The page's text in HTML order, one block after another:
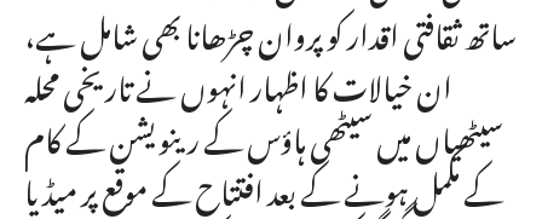
ساتھ ثقافتی اقدار کو پروان چڑھانا بھی شامل ہے،
ان خیالات کا اظہار انہوں نے تاریخی محلہ
سیٹھیاں میں سیٹھی ہاؤس کے رینویشن کے کام
کے مکمل ہونے کے بعد افتتاح کے موقع پر میڈیا